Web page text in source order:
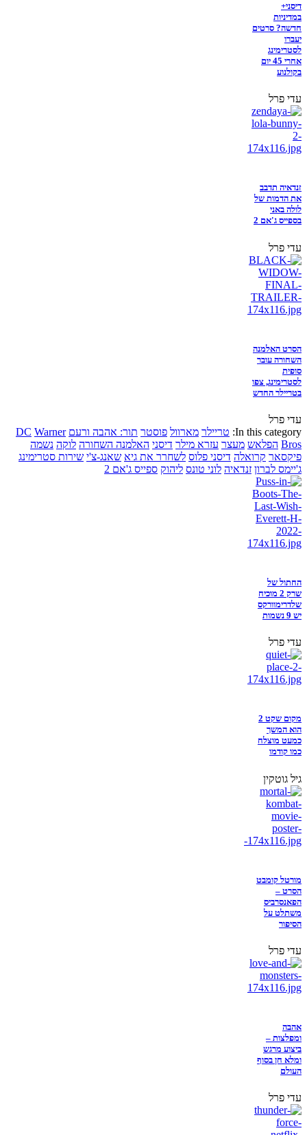
דיסני+
במדיניות
חדשה? סרטים
יעברו
לסטרימינג
אחרי 45 יום
בקולנוע
עדי פרל
זנדאיה תדבב
את הדמות של
לולה באני
בספייס ג'אם 2
עדי פרל
הסרט האלמנה
השחורה עובר
סופית
לסטרימינג, צפו
בטריילר החדש
עדי פרל
In this category: טריילר מארוול פוסטר תור: אהבה ורעם DC Warner
Bros הפלאש מעצר עזרא מילר דיסני האלמנה השחורה לוקה נשמה
פיקסאר קרואלה דיסני פלוס לשחרר את גיא שאנג-צ'י שירות סטרימינג
ג'יימס לברון זנדאיה לוני טונס ליהוק ספייס ג'אם 2
החתול של
שרק 2 מוכיח
שלדרימוורקס
יש 9 נשמות
עדי פרל
מקום שקט 2
הוא המשך
כמעט מוצלח
כמו קודמו
גיל גוטקין
מורטל קומבט
הסרט –
הפאנסרביס
משתלט על
הסיפור
עדי פרל
אהבה
ומפלצות –
ביצוע מרגש
ומלא חן בסוף
העולם
עדי פרל